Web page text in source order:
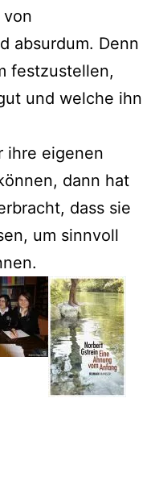
absurdum. Denn
festzustellen,
und welche ihn
ihre eigenen
dann hat
dass sie
um sinnvoll